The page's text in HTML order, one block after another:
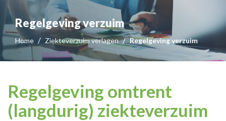
Regelgeving verzuim
Home Ziekteverzuim verlagen Regelgeving verzuim
Regelgeving omtrent
(langdurig) ziekteverzuim